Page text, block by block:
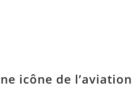
icône de l’aviation